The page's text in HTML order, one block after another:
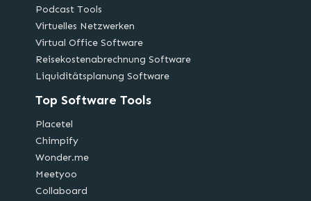
Podcast Tools
Virtuelles Netzwerken
Virtual Office Software
Reisekostenabrechnung Software
Liquiditätsplanung Software
Top Software Tools
Placetel
Chimpify
Wonder.me
Meetyoo
Collaboard